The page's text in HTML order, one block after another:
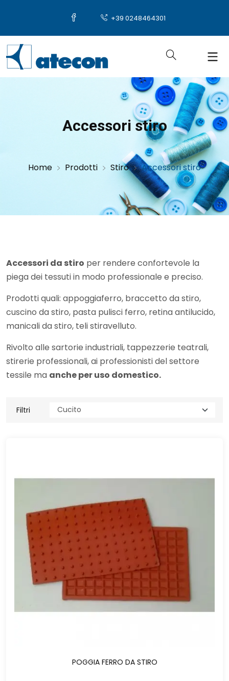
+39 0248464301
Accessori stiro
Home Prodotti Stiro Accessori stiro
Accessori da stiro per rendere confortevole la
piega dei tessuti in modo professionale e preciso.
Prodotti quali: appoggiaferro, braccetto da stiro,
cuscino da stiro, pasta pulisci ferro, retina antilucido,
manicali da stiro, teli stiravelluto.
Rivolto alle sartorie industriali, tappezzerie teatrali,
stirerie professionali, ai professionisti del settore
tessile ma anche per uso domestico.
Filtri
POGGIA FERRO DA STIRO